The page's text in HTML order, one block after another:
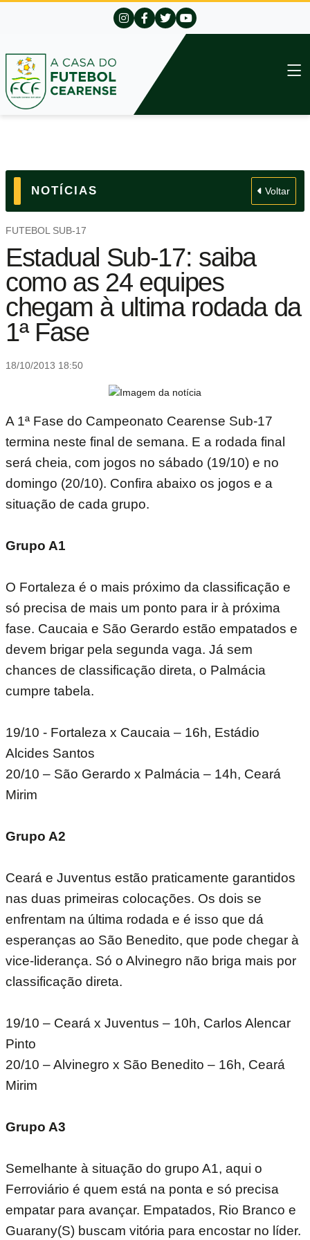
NOTÍCIAS Voltar
FUTEBOL SUB-17
Estadual Sub-17: saiba
como as 24 equipes
chegam à ultima rodada da
1ª Fase
18/10/2013 18:50
A 1ª Fase do Campeonato Cearense Sub-17
termina neste final de semana. E a rodada final
será cheia, com jogos no sábado (19/10) e no
domingo (20/10). Confira abaixo os jogos e a
situação de cada grupo.
Grupo A1
O Fortaleza é o mais próximo da classificação e
só precisa de mais um ponto para ir à próxima
fase. Caucaia e São Gerardo estão empatados e
devem brigar pela segunda vaga. Já sem
chances de classificação direta, o Palmácia
cumpre tabela.
19/10 - Fortaleza x Caucaia – 16h, Estádio
Alcides Santos
20/10 – São Gerardo x Palmácia – 14h, Ceará
Mirim
Grupo A2
Ceará e Juventus estão praticamente garantidos
nas duas primeiras colocações. Os dois se
enfrentam na última rodada e é isso que dá
esperanças ao São Benedito, que pode chegar à
vice-liderança. Só o Alvinegro não briga mais por
classificação direta.
19/10 – Ceará x Juventus – 10h, Carlos Alencar
Pinto
20/10 – Alvinegro x São Benedito – 16h, Ceará
Mirim
Grupo A3
Semelhante à situação do grupo A1, aqui o
Ferroviário é quem está na ponta e só precisa
empatar para avançar. Empatados, Rio Branco e
Guarany(S) buscam vitória para encostar no líder.